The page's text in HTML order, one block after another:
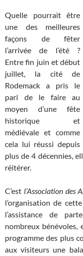
Quelle pourrait être
une des meilleures
façons de fêter
l’arrivée de l’été ?
Entre fin juin et début
juillet, la cité de
Rodemack a pris le
pari de le faire au
moyen d’une fête
historique et
médiévale et comme
cela lui réussi depuis
plus de 4 décennies,
réitérer.
C’est l’Association des
l’organisation de
l’assistance de
nombreux bénévoles,
programme des plus
aux visiteurs une